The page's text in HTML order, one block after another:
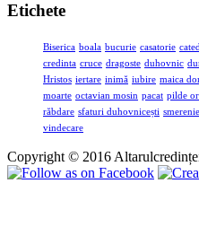
Etichete
Biserica boala bucurie casatorie
credinta cruce dragoste duhovnic
Hristos iertare inimă iubire maica
moarte octavian mosin pacat pilde
răbdare sfaturi duhovnicești smerenie
vindecare
Copyright © 2016